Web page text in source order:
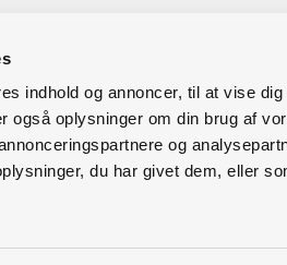
indhold og annoncer, til at vise
også oplysninger om din brug af
og
du har givet dem, eller
Agro Food Park 15